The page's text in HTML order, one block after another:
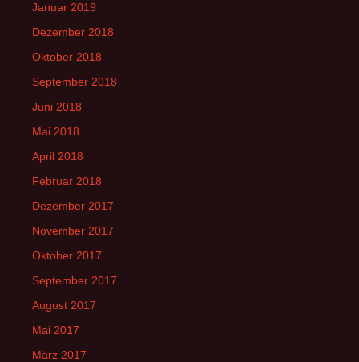
Januar 2019
Dezember 2018
Oktober 2018
September 2018
Juni 2018
Mai 2018
April 2018
Februar 2018
Dezember 2017
November 2017
Oktober 2017
September 2017
August 2017
Mai 2017
März 2017